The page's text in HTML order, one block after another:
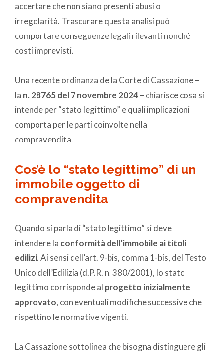
accertare che non siano presenti abusi o
irregolarità. Trascurare questa analisi può
comportare conseguenze legali rilevanti nonché
costi imprevisti.
Una recente ordinanza della Corte di Cassazione –
la n. 28765 del 7 novembre 2024– chiarisce cosa si
intende per “stato legittimo” e quali implicazioni
comporta per le parti coinvolte nella
compravendita.
Cos’è lo “stato legittimo” di un
immobile oggetto di
compravendita
Quando si parla di “stato legittimo” si deve
intendere la conformità dell’immobile ai titoli
edilizi. Ai sensi dell’art. 9-bis, comma 1-bis, del Testo
Unico dell’Edilizia (d.P.R. n. 380/2001), lo stato
legittimo corrisponde al progetto inizialmente
approvato, con eventuali modifiche successive che
rispettino le normative vigenti.
La Cassazione sottolinea che bisogna distinguere gli